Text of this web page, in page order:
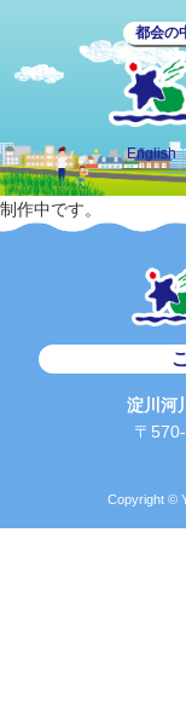
都会の
English
制作中です。
淀川河
〒
Copyright ©